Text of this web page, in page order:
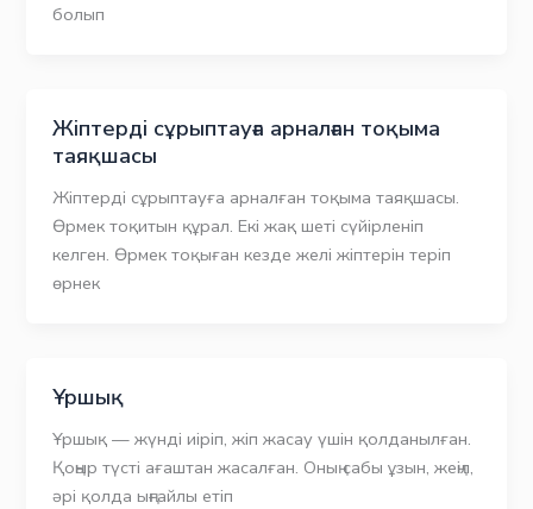
болып
Жіптерді сұрыптауға арналған тоқыма
таяқшасы
Жіптерді сұрыптауға арналған тоқыма таяқшасы.
Өрмек тоқитын құрал. Екі жақ шеті сүйірленіп
келген. Өрмек тоқыған кезде желі жіптерін теріп
өрнек
Ұршық
Ұршық — жүнді иіріп, жіп жасау үшін қолданылған.
Қоңыр түсті ағаштан жасалған. Оның сабы ұзын, жеңіл,
әрі қолда ыңғайлы етіп